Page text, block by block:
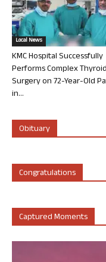
Local News
KMC Hospital Successfully
Performs Complex Thyroid
Surgery on 72-Year-Old
in...
Obituary
Congratulations
Captured Moments